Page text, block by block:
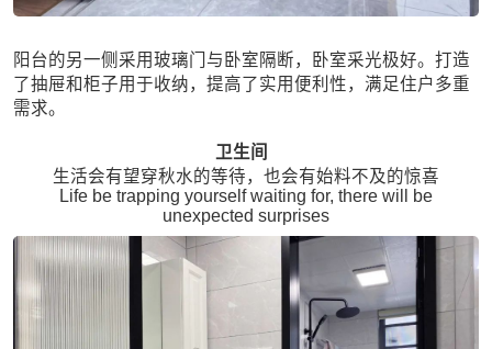
阳台的另一侧采用玻璃门与卧室隔断，卧室采光极好。打造
了抽屉和柜子用于收纳，提高了实用便利性，满足住户多重
需求。
卫生间
生活会有望穿秋水的等待，也会有始料不及的惊喜
Life be trapping yourself waiting for, there will be
unexpected surprises